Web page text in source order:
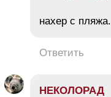
нахер с пляжа.
Ответить
НЕКОЛОРАД